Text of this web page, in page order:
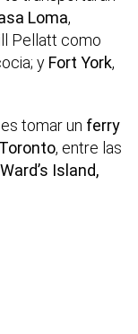
Loma,
Pellatt como
y Fort York,
tomar un ferry
, entre las
Ward’s Island,